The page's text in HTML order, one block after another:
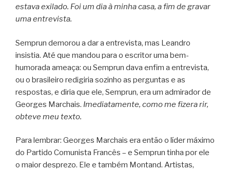
estava exilado. Foi um dia à minha casa, a fim de gravar
uma entrevista.
Semprun demorou a dar a entrevista, mas Leandro
insistia. Até que mandou para o escritor uma bem-
humorada ameaça: ou Semprun dava enfim a entrevista,
ou o brasileiro redigiria sozinho as perguntas e as
respostas, e diria que ele, Semprun, era um admirador de
Georges Marchais. Imediatamente, como me fizera rir,
obteve meu texto.
Para lembrar: Georges Marchais era então o líder máximo
do Partido Comunista Francês – e Semprun tinha por ele
o maior desprezo. Ele e também Montand. Artistas,